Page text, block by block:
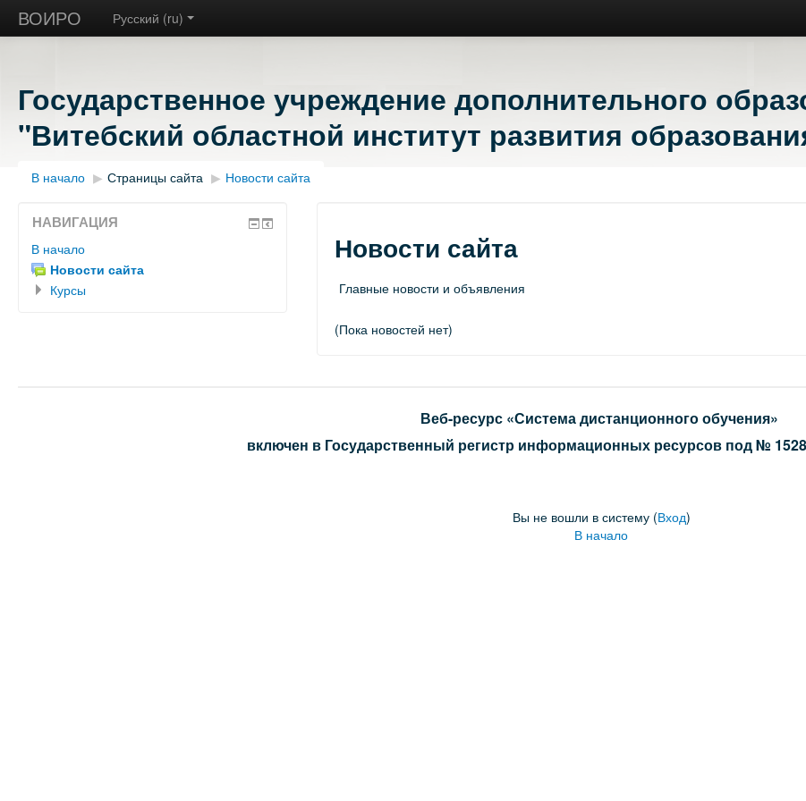
ВОИРО Русский ‎(ru)‎
Государственное учреждение дополнительного
"Витебский областной институт развития
В начало ▶︎ Страницы сайта ▶︎ Новости сайта
Новости сайта
Главные новости и объявления
(Пока новостей нет)
НАВИГАЦИЯ
В начало
Новости сайта
Курсы
Веб-ресурс «Система дистанционного обучения»
включен в Государственный регистр информационных ресурсов под №
Вы не вошли в систему (Вход)
В начало